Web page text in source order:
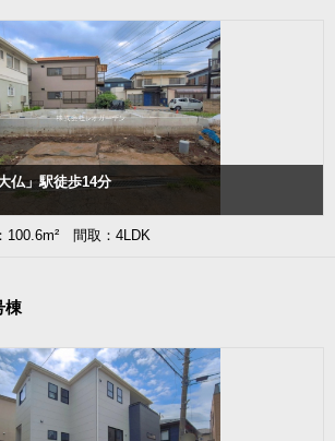
仏」駅徒歩14分
100.6m² 間取：4LDK
棟